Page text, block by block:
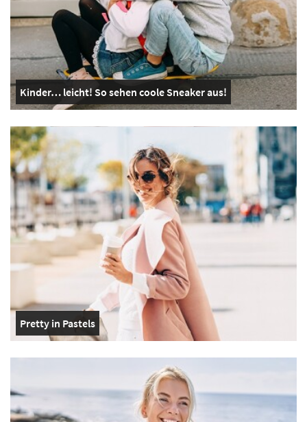
Kinder… leicht! So sehen coole Sneaker aus!
Pretty in Pastels